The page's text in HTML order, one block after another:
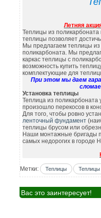
Летняя
Теплицы из
теплицы позволяет
Мы предлагаем теплицы из
поликарбоната. Мы
каркас теплицы с
возможность купить
комплектующие для
При этом мы даем
Установка теплицы
Теплица из поликарбоната
произошло перекосов в
Для того, чтобы ровно
ленточный фундамент
теплицы брусом или
Наши монтажные бригады
самых недорогих в городе
Метки: Теплицы Теплицы
Вас это заинтересует!